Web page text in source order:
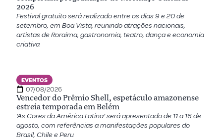
2026
Festival gratuito será realizado entre os dias 9 e 20 de
setembro, em Boa Vista, reunindo atrações nacionais,
artistas de Roraima, gastronomia, teatro, dança e economia
criativa
EVENTOS
07/08/2026
Vencedor do Prêmio Shell, espetáculo amazonense
estreia temporada em Belém
‘As Cores da América Latina’ será apresentado de 11 a 16 de
agosto, com referências a manifestações populares do
Brasil, Chile e Peru